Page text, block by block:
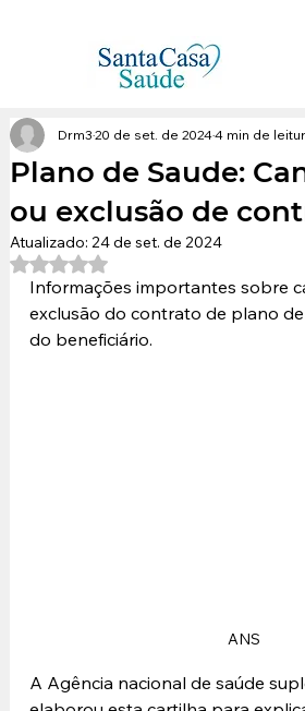
Plano de Saude:
ou exclusão de
Drm320 de set. de 20244 min de
Atualizado: 24 de set. de 2024
Avaliado com NaN de 5 estrelas.
Informações importantes sobre
exclusão do contrato de plano
do beneficiário.
ANS
A Agência nacional de saúde